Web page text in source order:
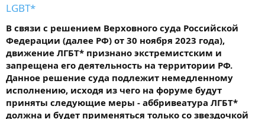
незаменимого для мира. Человека, единственного в
своем роде. Вас. Как был только один Шекспир, Мольер,
доктор Джонсон, так и вы — «штучная вещь»,
самобытная личность, индивидуальность, ценность
которой мы все демократически провозглашаем, но
которая так часто теряется или теряет себя в суматохе.
Из-за чего же мы теряемся?
Из-за неверно поставленных целей, как я уже говорил. Из-за
LGBT*
В связи с решением Верховного суда Российской
Федерации (далее РФ) от 30 ноября 2023 года),
движение ЛГБТ* признано экстремистским и
запрещена его деятельность на территории РФ.
Данное решение суда подлежит немедленному
исполнению, исходя из чего на форуме будут
приняты следующие меры - аббривеатура ЛГБТ*
должна и будет применяться только со звездочкой